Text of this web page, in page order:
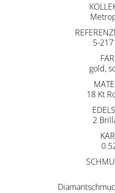
5-
gold,
18 Kt
2